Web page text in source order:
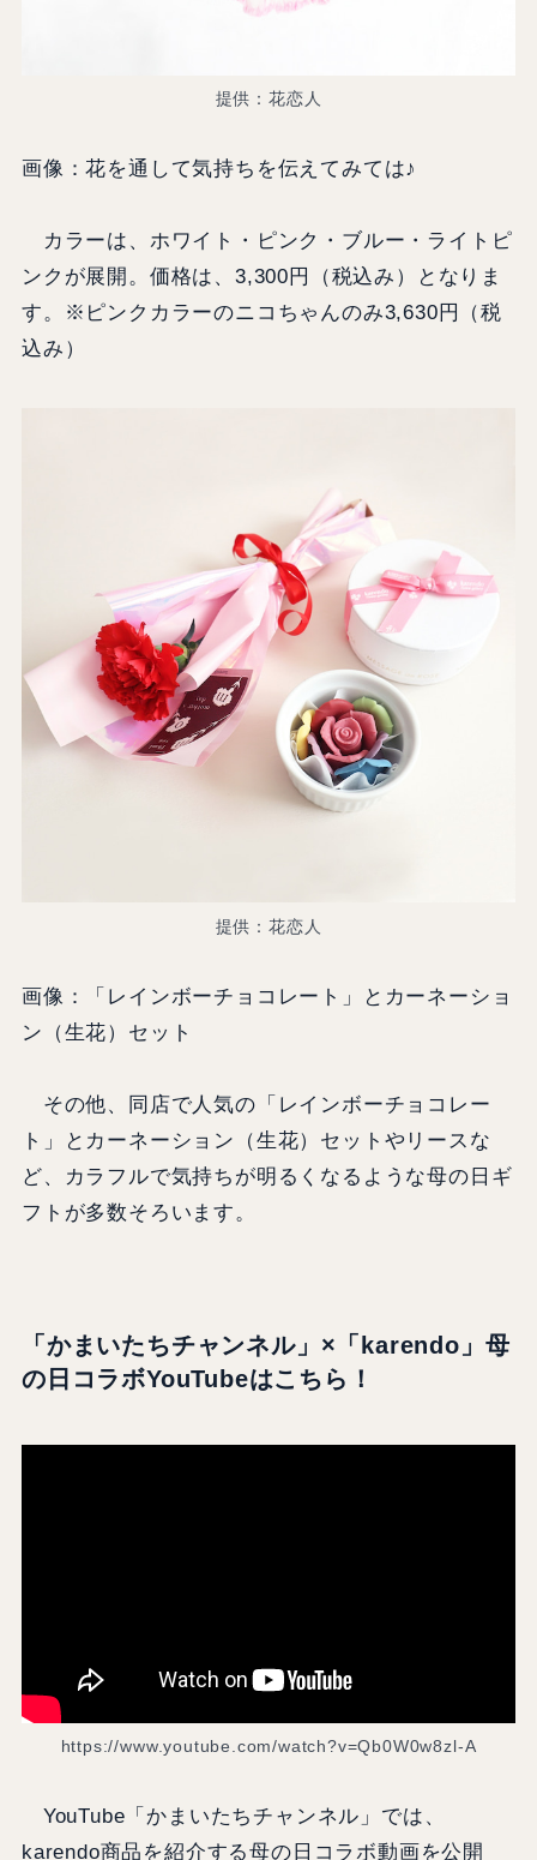
提供：花恋人
画像：花を通して気持ちを伝えてみては♪
カラーは、ホワイト・ピンク・ブルー・ライトピ
ンクが展開。価格は、3,300円（税込み）となりま
す。※ピンクカラーのニコちゃんのみ3,630円（税
込み）
提供：花恋人
画像：「レインボーチョコレート」とカーネーショ
ン（生花）セット
その他、同店で人気の「レインボーチョコレー
ト」とカーネーション（生花）セットやリースな
ど、カラフルで気持ちが明るくなるような母の日ギ
フトが多数そろいます。
「かまいたちチャンネル」×「karendo」母
の日コラボYouTubeはこちら！
https://www.youtube.com/watch?v=Qb0W0w8zl-A
YouTube「かまいたちチャンネル」では、
karendo商品を紹介する母の日コラボ動画を公開